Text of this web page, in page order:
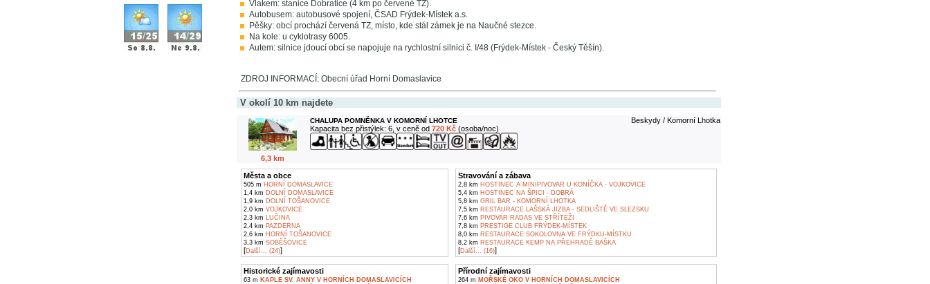
Vlakem: stanice Dobratice (4 km po červené TZ).
Autobusem: autobusové spojení, ČSAD Frýdek-Místek a.s.
Pěšky: obcí prochází červená TZ, místo, kde stál zámek je na Naučné stezce.
Na kole: u cyklotrasy 6005.
Autem: silnice jdoucí obcí se napojuje na rychlostní silnici č. I/48 (Frýdek-Místek - Český Těšín).
ZDROJ INFORMACÍ: Obecní úřad Horní Domaslavice
V okolí 10 km najdete
6,3 km
CHALUPA POMNĚNKA V KOMORNÍ LHOTCE
Beskydy / Komorní Lhotka
Kapacita bez přistýlek: 6, v ceně od 720 Kč(osoba/noc)
Města a obce
505 m HORNÍ DOMASLAVICE
1,4 km DOLNÍ DOMASLAVICE
1,9 km DOLNÍ TOŠANOVICE
2,0 km VOJKOVICE
2,3 km LUČINA
2,4 km PAZDERNA
2,6 km HORNÍ TOŠANOVICE
3,3 km SOBĚŠOVICE
[Další... (24)]
Stravování a zábava
2,8 km HOSTINEC A MINIPIVOVAR U KONÍČKA - VOJKOVICE
5,4 km HOSTINEC NA ŠPICI - DOBRÁ
5,8 km GRIL BAR - KOMORNÍ LHOTKA
7,5 km RESTAURACE LAŠSKÁ JIZBA - SEDLIŠTĚ VE SLEZSKU
7,6 km PIVOVAR RADAS VE STŘÍTEŽI
7,8 km PRESTIGE CLUB FRÝDEK-MÍSTEK
8,0 km RESTAURACE SOKOLOVNA VE FRÝDKU-MÍSTKU
8,2 km RESTAURACE KEMP NA PŘEHRADĚ BAŠKA
[Další... (16)]
Historické zajímavosti
63 m KAPLE SV. ANNY V HORNÍCH DOMASLAVICÍCH
Přírodní zajímavosti
264 m MOŘSKÉ OKO V HORNÍCH DOMASLAVICÍCH